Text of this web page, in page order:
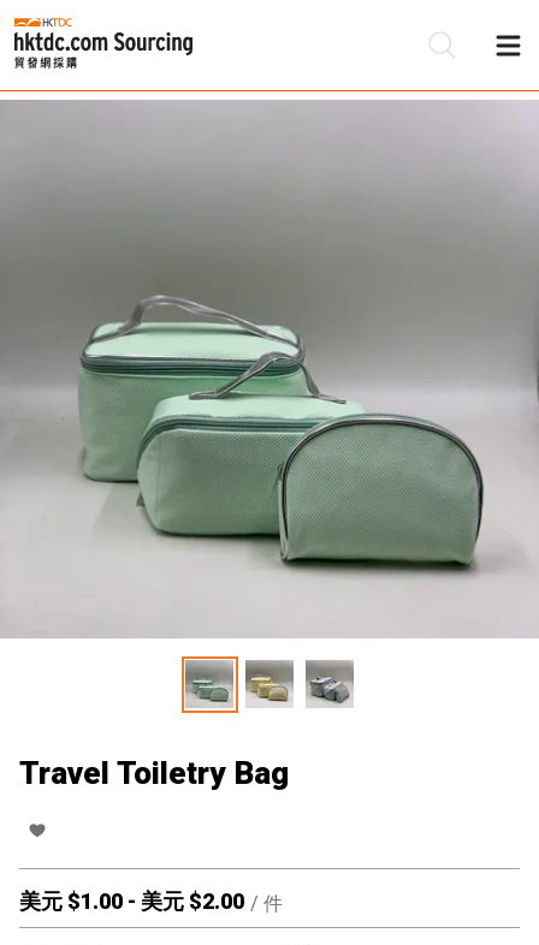
Travel Toiletry Bag
美元 $1.00 - 美元 $2.00 / 件